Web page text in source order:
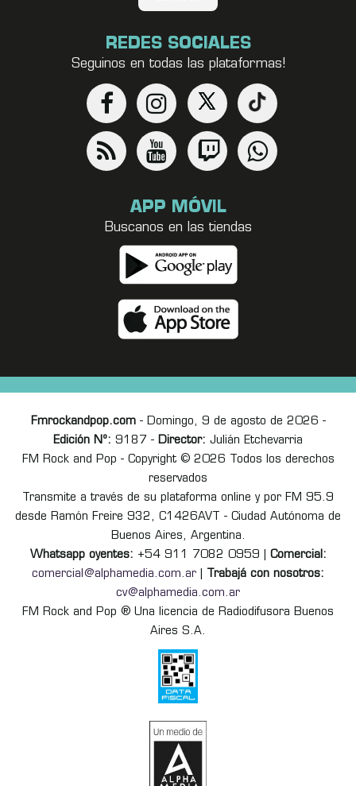
REDES SOCIALES
Seguinos en todas las plataformas!
APP MÓVIL
Buscanos en las tiendas
Fmrockandpop.com- Domingo, 9 de agosto de 2026 -
Edición Nº: 9187 - Director: Julián Etchevarria
FM Rock and Pop - Copyright © 2026 Todos los derechos
reservados
Transmite a través de su plataforma online y por FM 95.9
desde Ramón Freire 932, C1426AVT - Ciudad Autónoma de
Buenos Aires, Argentina.
Whatsapp oyentes: +54 911 7082 0959 | Comercial:
comercial@alphamedia.com.ar
Trabajá con nosotros:
cv@alphamedia.com.ar
FM Rock and Pop ® Una licencia de Radiodifusora Buenos
Aires S.A.